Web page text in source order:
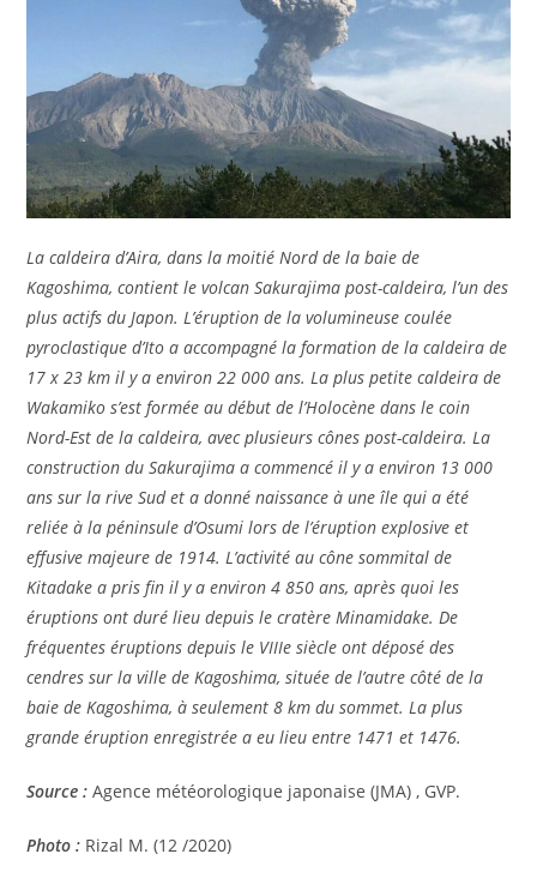
La caldeira d’Aira, dans la moitié Nord de la baie de
Kagoshima, contient le volcan Sakurajima post-caldeira, l’un des
plus actifs du Japon. L’éruption de la volumineuse coulée
pyroclastique d’Ito a accompagné la formation de la caldeira de
17 x 23 km il y a environ 22 000 ans. La plus petite caldeira de
Wakamiko s’est formée au début de l’Holocène dans le coin
Nord-Est de la caldeira, avec plusieurs cônes post-caldeira. La
construction du Sakurajima a commencé il y a environ 13 000
ans sur la rive Sud et a donné naissance à une île qui a été
reliée à la péninsule d’Osumi lors de l’éruption explosive et
effusive majeure de 1914. L’activité au cône sommital de
Kitadake a pris fin il y a environ 4 850 ans, après quoi les
éruptions ont duré lieu depuis le cratère Minamidake. De
fréquentes éruptions depuis le VIIIe siècle ont déposé des
cendres sur la ville de Kagoshima, située de l’autre côté de la
baie de Kagoshima, à seulement 8 km du sommet. La plus
grande éruption enregistrée a eu lieu entre 1471 et 1476.
Source : Agence météorologique japonaise (JMA) , GVP.
Photo : Rizal M. (12 /2020)